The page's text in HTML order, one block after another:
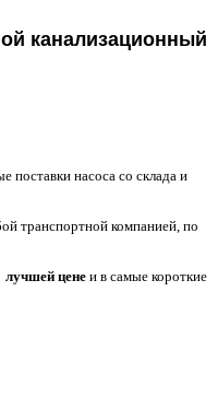
канализационный
поставки насоса со склада и
транспортной компанией, по
лучшей цене и в самые короткие